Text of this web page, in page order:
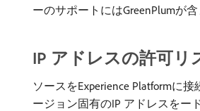
ーのサポートにはGreenPlumが含
IP アドレスの許可リ
ソースをExperience Platformに接
ージョン固有のIP アドレスをー